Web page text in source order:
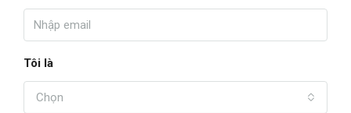
Tôi là
Chọn